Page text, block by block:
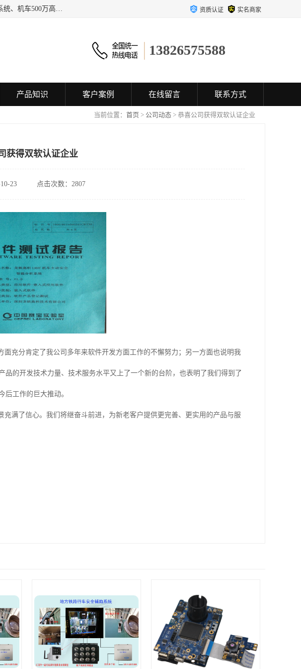
机车AI视觉系统、司机分心驾驶检测系统、机车智能驾驶感知系统、机车智能驾驶辅助系统、道口接近预警系统、机车500万高清视频监控系统、 资质认证 实名商家
13826575588
产品知识 客户案例 在线留言 联系方式
当前位置： 首页 > 公司动态 > 恭喜公司获得双软认证企业
获得双软认证企业
23 点击次数：2807
充分肯定了我公司多年来软件开发方面工作的不懈努力；另一方面也说明我
的开发技术力量、技术服务水平又上了一个新的台阶，也表明了我们得到了
后工作的巨大推动。
满了信心。我们将继奋斗前进，为新老客户提供更完善、更实用的产品与服